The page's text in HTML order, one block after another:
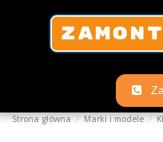
Strona główna Marki i modele